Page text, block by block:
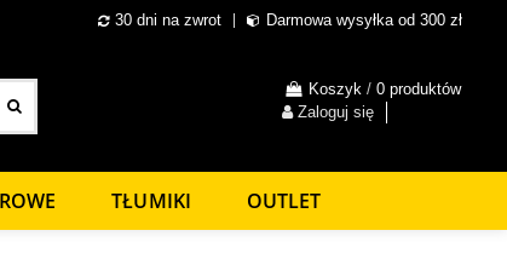
30 dni na zwrot Darmowa wysyłka od 300 zł
Koszyk / 0 produktów
Zaloguj się
TŁUMIKI OUTLET